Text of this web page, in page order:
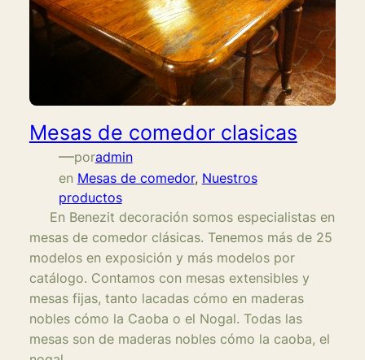
Mesas de comedor clasicas
—poradmin
en Mesas de comedor, Nuestros
productos
En Benezit decoración somos especialistas en
mesas de comedor clásicas. Tenemos más de 25
modelos en exposición y más modelos por
catálogo. Contamos con mesas extensibles y
mesas fijas, tanto lacadas cómo en maderas
nobles cómo la Caoba o el Nogal. Todas las
mesas son de maderas nobles cómo la caoba, el